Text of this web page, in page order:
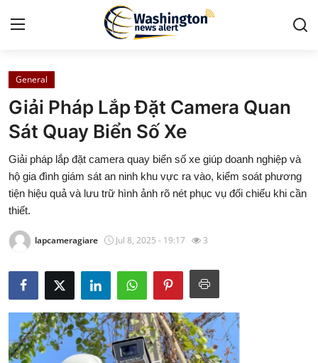
Home
Press Release
Contact
Travel
Privacy Policy
News Network
Submit Press Release
General
Giải Pháp Lắp Đặt Camera Quan
Sát Quay Biển Số Xe
Giải pháp lắp đặt camera quay biển số xe giúp doanh nghiệp và
hộ gia đình giám sát an ninh khu vực ra vào, kiểm soát phương
tiện hiệu quả và lưu trữ hình ảnh rõ nét phục vụ đối chiếu khi cần
thiết.
lapcameragiare Jul 8, 2025 - 19:17 3